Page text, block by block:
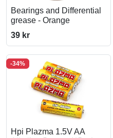
Bearings and Differential
grease - Orange
39 kr
-34%
Hpi Plazma 1.5V AA